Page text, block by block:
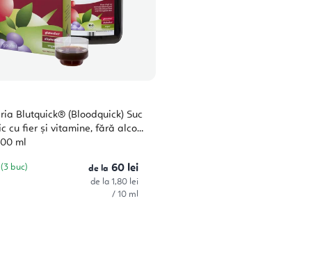
Blutquick® (Bloodquick) Suc
cu fier și vitamine, fără alcool
ml
de la 60 lei
Evaluare
de la 1,80 lei
/ 10 ml
(3 buc)